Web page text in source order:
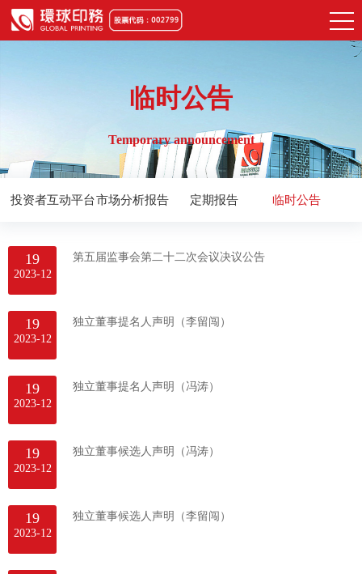
临时公告
Temporary announcement
投资者互动平台市场分析报告 定期报告 临时公告
19
2023-12
第五届监事会第二十二次会议决议公告
19
2023-12
独立董事提名人声明（李留闯）
19
2023-12
独立董事提名人声明（冯涛）
19
2023-12
独立董事候选人声明（冯涛）
19
2023-12
独立董事候选人声明（李留闯）